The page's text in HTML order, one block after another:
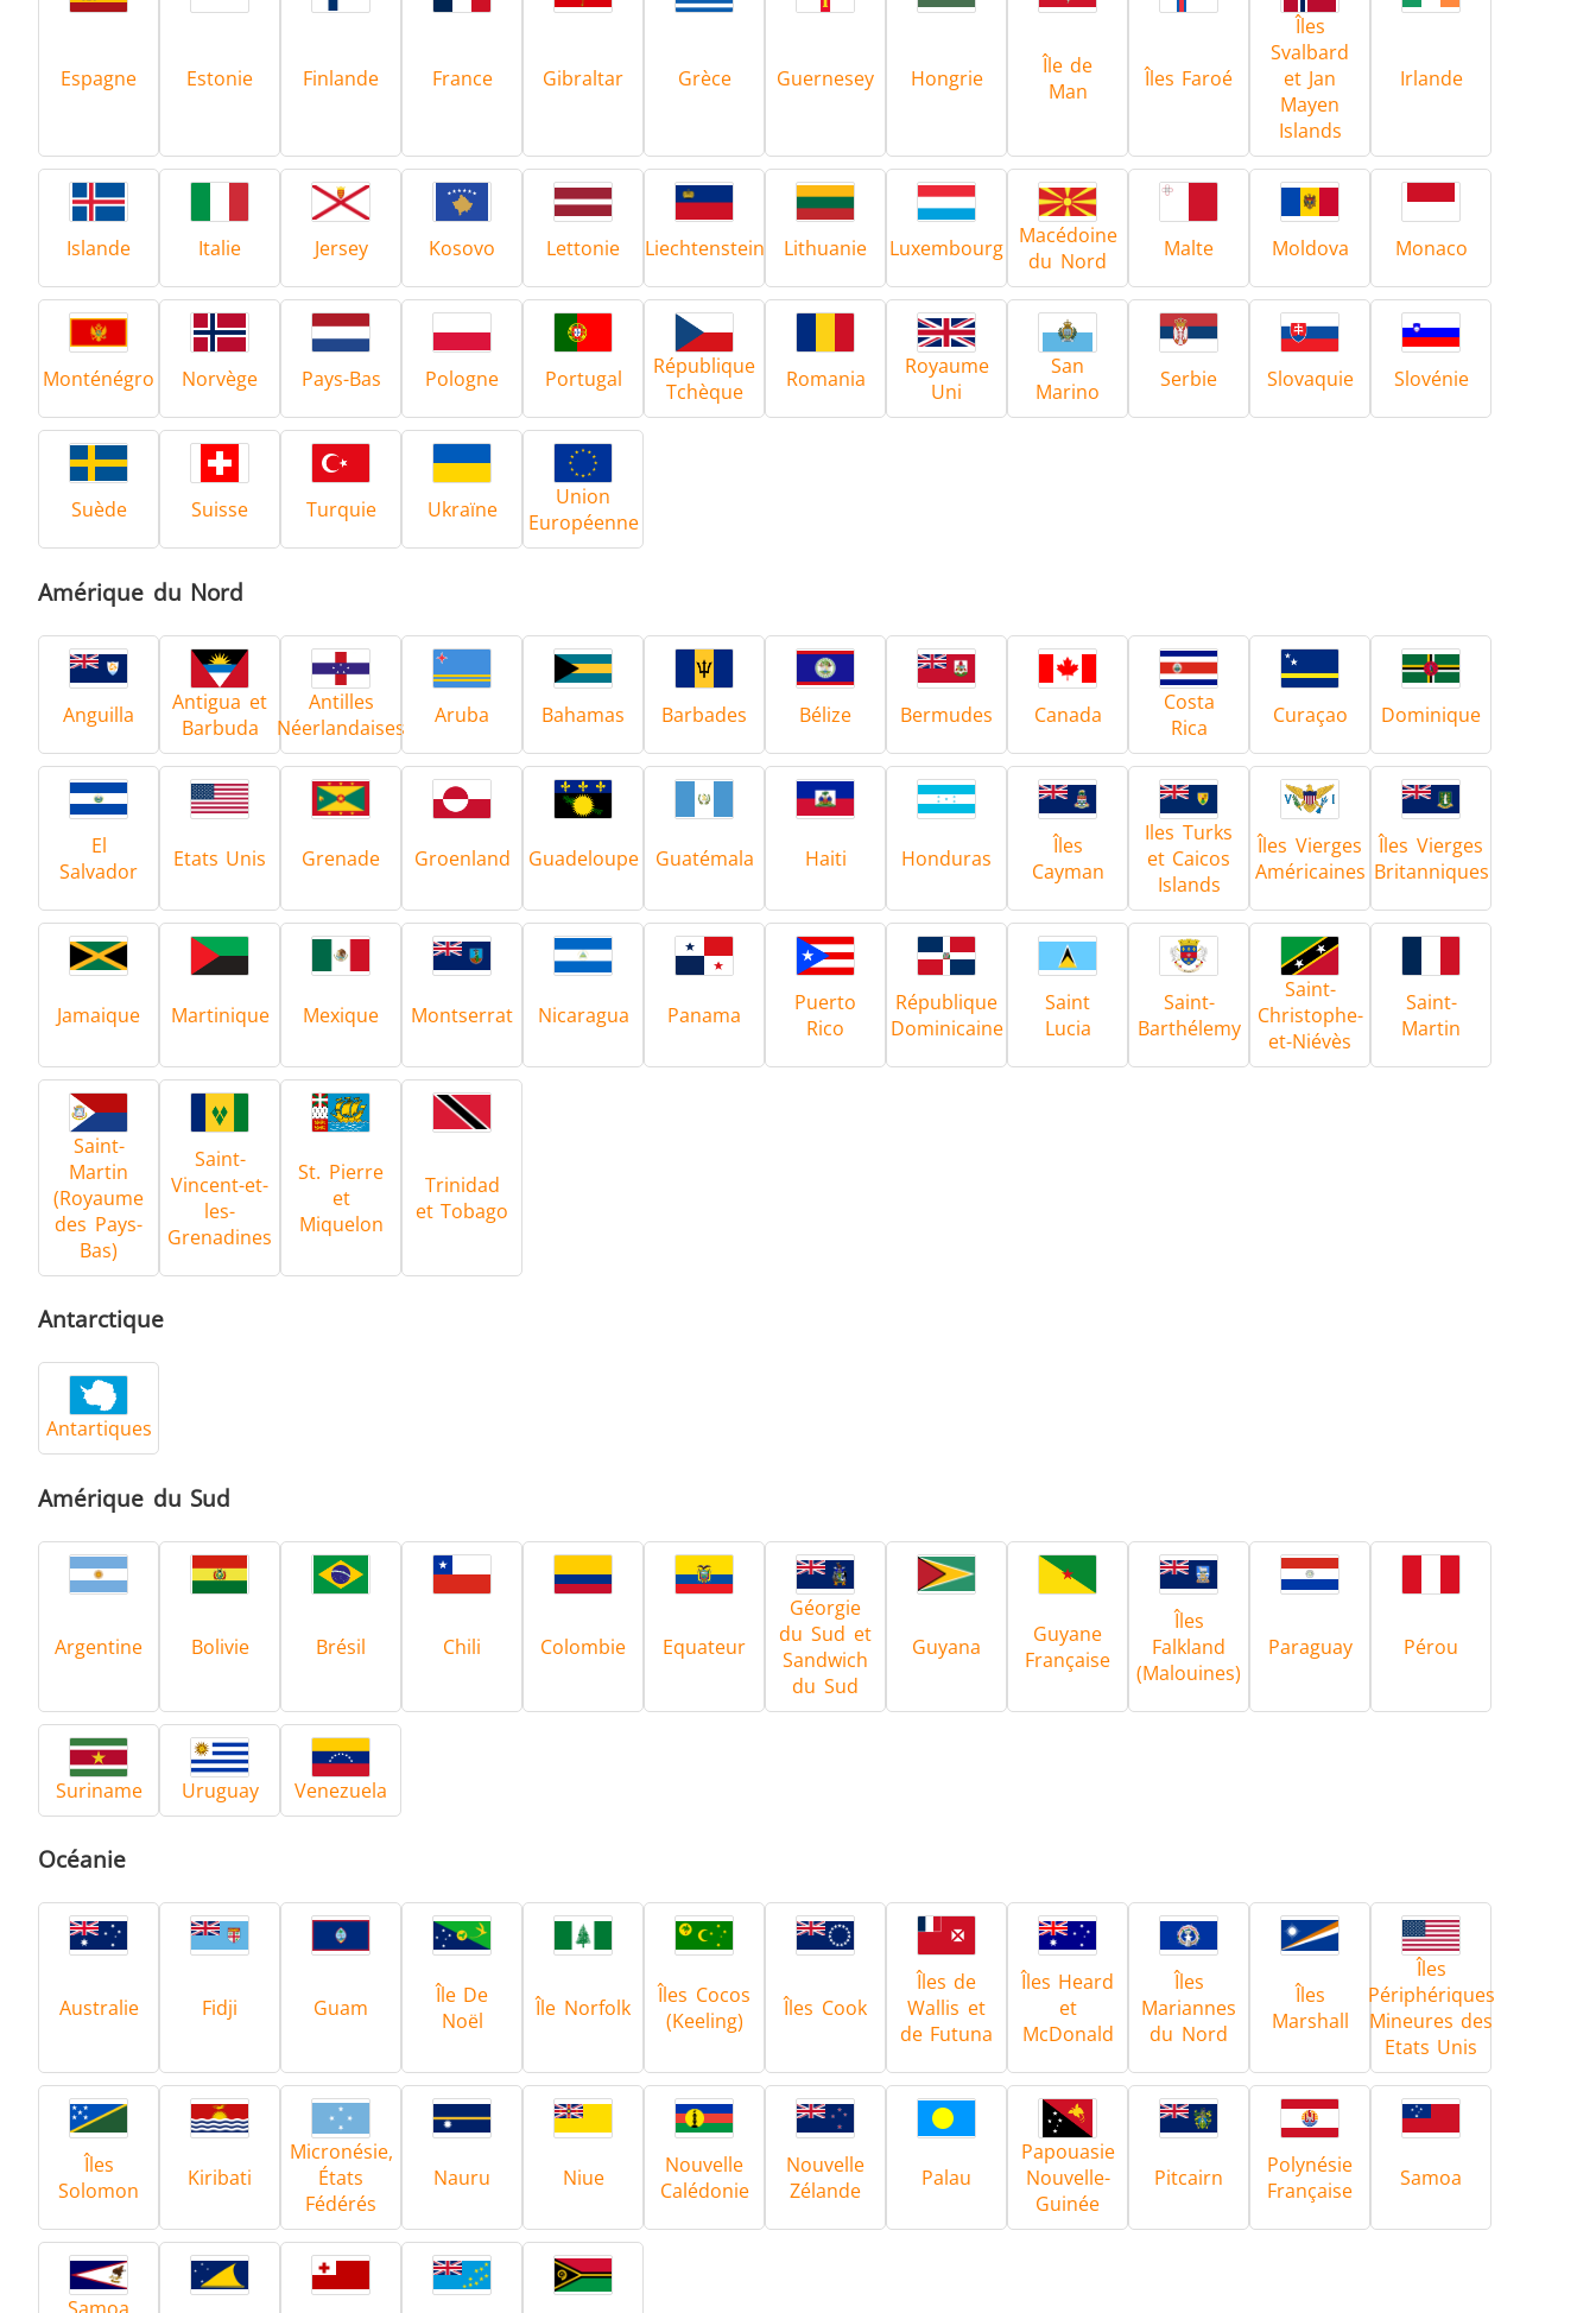
Espagne Estonie Finlande France Gibraltar Grèce Guernesey Hongrie
Île de
Man
Îles Faroé
Îles
Svalbard
et Jan
Mayen
Islands
Irlande
Islande Italie Jersey Kosovo Lettonie Liechtenstein Lithuanie Luxembourg
Macédoine
du Nord
Malte Moldova Monaco
Monténégro Norvège Pays-Bas Pologne Portugal
République
Tchèque
Romania
Royaume
Uni
San
Marino
Serbie Slovaquie Slovénie
Suède Suisse Turquie Ukraïne
Union
Européenne
Amérique du Nord
Anguilla
Antigua et
Barbuda
Antilles
Néerlandaises
Aruba Bahamas Barbades Bélize Bermudes Canada
Costa
Rica
Curaçao Dominique
El
Salvador
Etats Unis Grenade Groenland Guadeloupe Guatémala Haiti Honduras
Îles
Cayman
Iles Turks
et Caicos
Islands
Îles Vierges
Américaines
Îles Vierges
Britanniques
Jamaique Martinique Mexique Montserrat Nicaragua Panama
Puerto
Rico
République
Dominicaine
Saint
Lucia
Saint-
Barthélemy
Saint-
Christophe-
et-Niévès
Saint-
Martin
Saint-
Martin
(Royaume
des Pays-
Bas)
Saint-
Vincent-et-
les-
Grenadines
St. Pierre
et
Miquelon
Trinidad
et Tobago
Antarctique
Antartiques
Amérique du Sud
Argentine Bolivie Brésil Chili Colombie Equateur
Géorgie
du Sud et
Sandwich
du Sud
Guyana
Guyane
Française
Îles
Falkland
(Malouines)
Paraguay Pérou
Suriname Uruguay Venezuela
Océanie
Australie Fidji Guam
Île De
Noël
Île Norfolk
Îles Cocos
(Keeling)
Îles Cook
Îles de
Wallis et
de Futuna
Îles Heard
et
McDonald
Îles
Mariannes
du Nord
Îles
Marshall
Îles
Périphériques
Mineures des
Etats Unis
Îles
Solomon
Kiribati
Micronésie,
États
Fédérés
Nauru Niue
Nouvelle
Calédonie
Nouvelle
Zélande
Palau
Papouasie
Nouvelle-
Guinée
Pitcairn
Polynésie
Française
Samoa